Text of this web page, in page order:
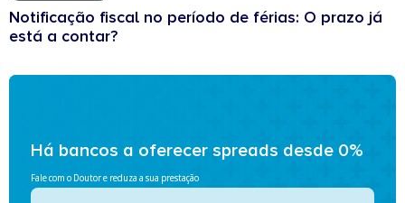
Notificação fiscal no período de férias: O prazo já
está a contar?
Há bancos a oferecer spreads desde 0%
Fale com o Doutor e reduza a sua prestação